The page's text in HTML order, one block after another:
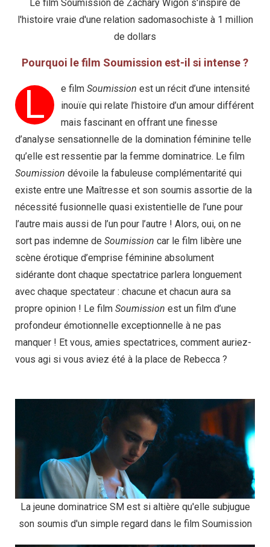
Le film Soumission de Zachary Wigon s'inspire de
l'histoire vraie d'une relation sadomasochiste à 1 million
de dollars
Pourquoi le film Soumission est-il si intense ?
L e film Soumission est un récit d’une intensité
inouïe qui relate l’histoire d’un amour différent
mais fascinant en offrant une finesse
d’analyse sensationnelle de la domination féminine telle
qu’elle est ressentie par la femme dominatrice. Le film
Soumission dévoile la fabuleuse complémentarité qui
existe entre une Maîtresse et son soumis assortie de la
nécessité fusionnelle quasi existentielle de l’une pour
l’autre mais aussi de l’un pour l’autre ! Alors, oui, on ne
sort pas indemne de Soumission car le film libère une
scène érotique d’emprise féminine absolument
sidérante dont chaque spectatrice parlera longuement
avec chaque spectateur : chacune et chacun aura sa
propre opinion ! Le film Soumission est un film d’une
profondeur émotionnelle exceptionnelle à ne pas
manquer ! Et vous, amies spectatrices, comment auriez-
vous agi si vous aviez été à la place de Rebecca ?
La jeune dominatrice SM est si altière qu'elle subjugue
son soumis d'un simple regard dans le film Soumission